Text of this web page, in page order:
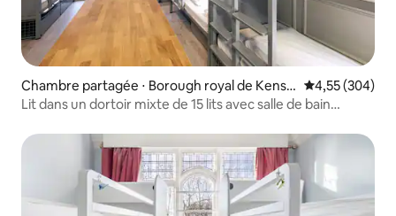
Chambre partagée ⋅ Borough royal de Kensin
gton et Chelsea
Évaluation
4,55 (304)
Lit dans un dortoir mixte de 15 lits avec salle de bain